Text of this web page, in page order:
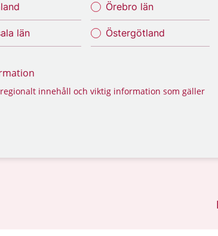
län
Örebro län
Östergötland
innehåll och viktig information som gäller